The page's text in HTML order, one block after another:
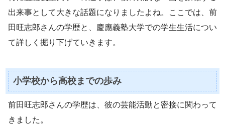
出来事として大きな話題になりましたよね。ここでは、前
田旺志郎さんの学歴と、慶應義塾大学での学生生活につい
て詳しく掘り下げていきます。
小学校から高校までの歩み
前田旺志郎さんの学歴は、彼の芸能活動と密接に関わって
きました。